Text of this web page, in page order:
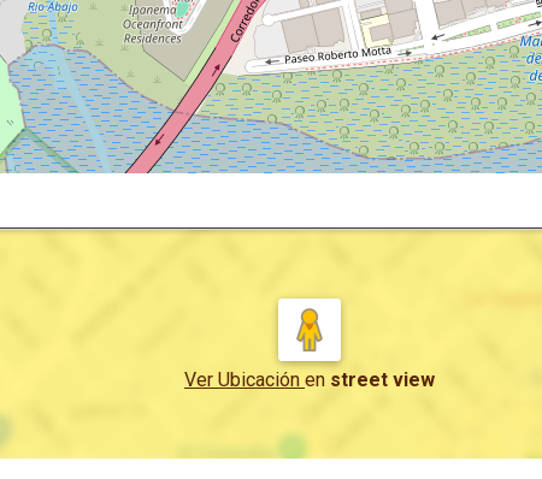
Ver Ubicación en street view